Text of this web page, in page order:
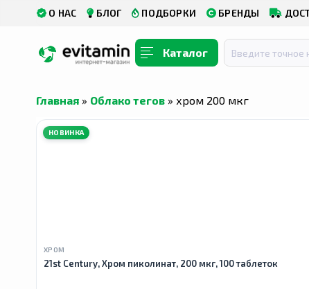
О НАС БЛОГ ПОДБОРКИ БРЕНДЫ
Каталог
Главная » Облако тегов » хром 200 мкг
НОВИНКА
ХРОМ
21st Century, Хром пиколинат, 200 мкг, 100 таблеток